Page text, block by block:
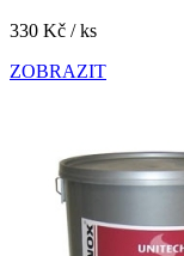
330 Kč / ks
ZOBRAZIT